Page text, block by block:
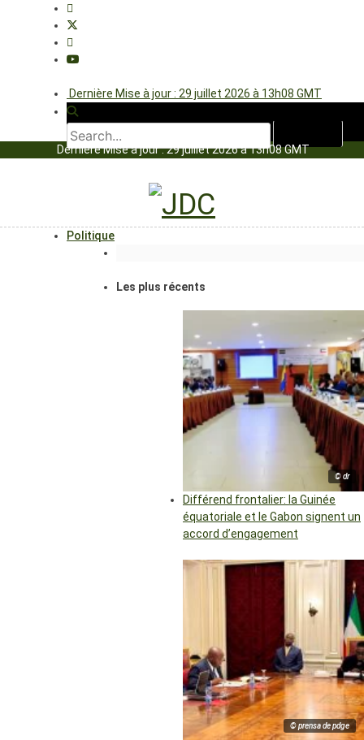
Dernière Mise à jour : 29 juillet 2026 à 13h08 GMT
Dernière Mise à jour : 29 juillet 2026 à 13h08 GMT
Politique
Les plus récents
© dr
Différend frontalier: la Guinée
équatoriale et le Gabon signent un
accord d’engagement
© prensa de pdge